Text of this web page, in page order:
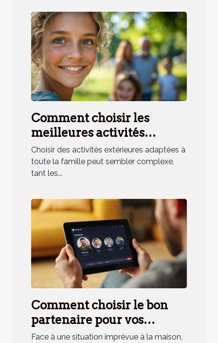
Comment choisir les
meilleures activités
extérieures pour toute la
famille ?
Choisir des activités extérieures adaptées à
toute la famille peut sembler complexe,
tant les...
Comment choisir le bon
partenaire pour vos
urgences domestiques ?
Face à une situation imprévue à la maison,